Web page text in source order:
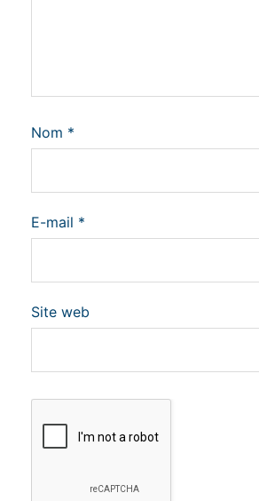
Nom *
E-mail *
Site web